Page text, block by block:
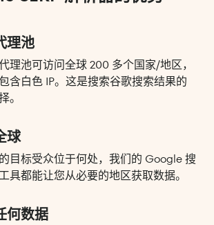
理池
理池可访问全球 200 多个国家/地区，
含白色 IP。这是搜索谷歌搜索结果的
。
球
目标受众位于何处，我们的 Google 搜
具都能让您从必要的地区获取数据。
何数据